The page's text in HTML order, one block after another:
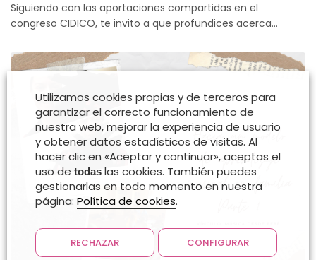
Siguiendo con las aportaciones compartidas en el
congreso CIDICO, te invito a que profundices acerca…
Utilizamos cookies propias y de terceros para
garantizar el correcto funcionamiento de
nuestra web, mejorar la experiencia de usuario
y obtener datos estadísticos de visitas. Al
hacer clic en «Aceptar y continuar», aceptas el
uso de todas las cookies. También puedes
gestionarlas en todo momento en nuestra
página: Política de cookies.
RECHAZAR CONFIGURAR